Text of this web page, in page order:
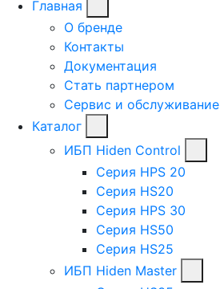
Главная
О бренде
Контакты
Документация
Стать партнером
Сервис и обслуживание
Каталог
ИБП Hiden Control
Серия HPS 20
Серия HS20
Серия HPS 30
Серия HS50
Серия HS25
ИБП Hiden Master